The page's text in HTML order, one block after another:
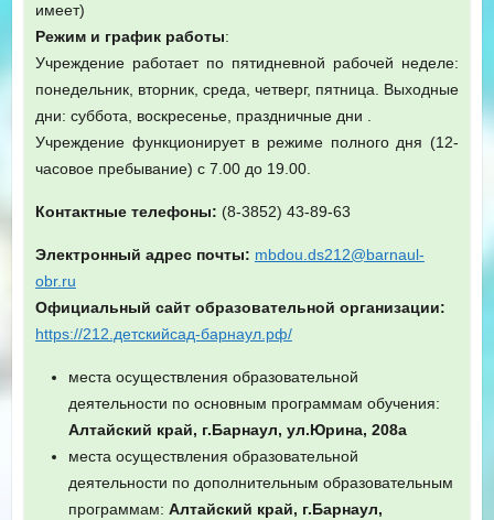
имеет)
Режим и график работы:
Учреждение работает по пятидневной рабочей неделе:
понедельник, вторник, среда, четверг, пятница. Выходные
дни: суббота, воскресенье, праздничные дни .
Учреждение функционирует в режиме полного дня (12-
часовое пребывание) с 7.00 до 19.00.
Контактные телефоны: (8-3852) 43-89-63
Электронный адрес почты: mbdou.ds212@barnaul-
obr.ru
Официальный сайт образовательной организации:
https://212.детскийсад-барнаул.рф/
места осуществления образовательной
деятельности по основным программам обучения:
Алтайский край, г.Барнаул, ул.Юрина, 208а
места осуществления образовательной
деятельности по дополнительным образовательным
программам: Алтайский край, г.Барнаул,